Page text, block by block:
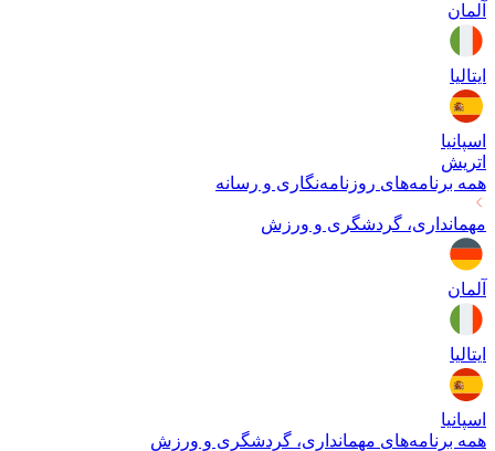
آلمان
ایتالیا
اسپانیا
اتریش
همه برنامه‌های روزنامه‌نگاری و رسانه
مهمانداری، گردشگری و ورزش
آلمان
ایتالیا
اسپانیا
همه برنامه‌های مهمانداری، گردشگری و ورزش